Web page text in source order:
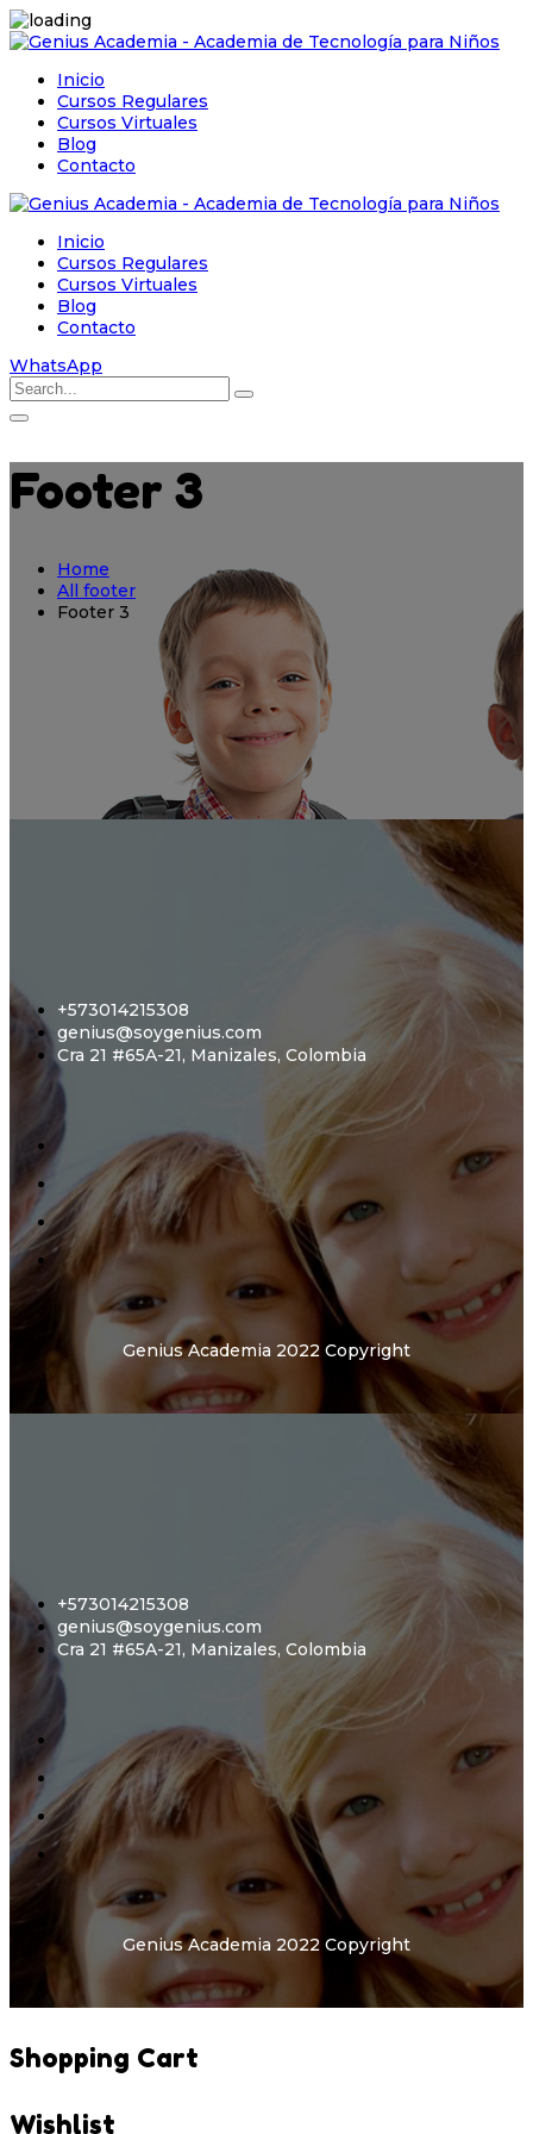
Inicio
Cursos Regulares
Cursos Virtuales
Blog
Contacto
Inicio
Cursos Regulares
Cursos Virtuales
Blog
Contacto
WhatsApp
Footer 3
Home
All footer
Footer 3
+573014215308
genius@soygenius.com
Cra 21 #65A-21, Manizales, Colombia
Genius Academia 2022 Copyright
+573014215308
genius@soygenius.com
Cra 21 #65A-21, Manizales, Colombia
Genius Academia 2022 Copyright
Shopping Cart
Wishlist